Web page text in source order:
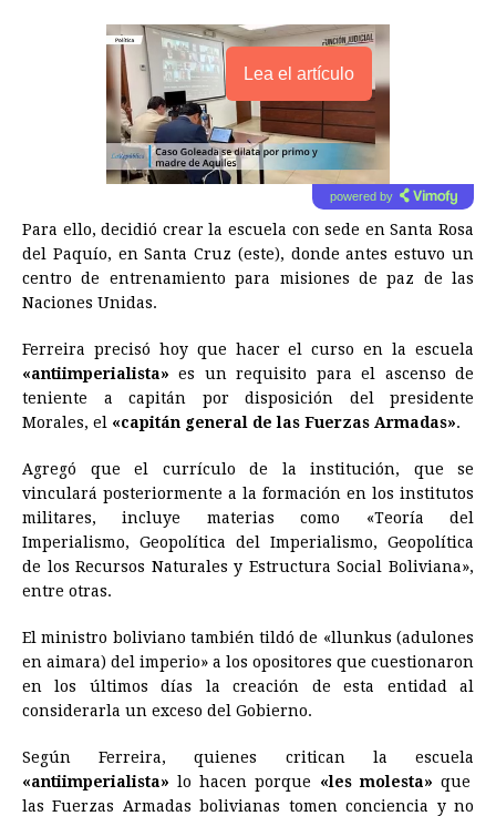
Lea el artículo
powered by
Para ello, decidió crear la escuela con sede en Santa Rosa
del Paquío, en Santa Cruz (este), donde antes estuvo un
centro de entrenamiento para misiones de paz de las
Naciones Unidas.
Ferreira precisó hoy que hacer el curso en la escuela
«antiimperialista» es un requisito para el ascenso de
teniente a capitán por disposición del presidente
Morales, el «capitán general de las Fuerzas Armadas».
Agregó que el currículo de la institución, que se
vinculará posteriormente a la formación en los institutos
militares, incluye materias como «Teoría del
Imperialismo, Geopolítica del Imperialismo, Geopolítica
de los Recursos Naturales y Estructura Social Boliviana»,
entre otras.
El ministro boliviano también tildó de «llunkus (adulones
en aimara) del imperio» a los opositores que cuestionaron
en los últimos días la creación de esta entidad al
considerarla un exceso del Gobierno.
Según Ferreira, quienes critican la escuela
«antiimperialista» lo hacen porque «les molesta» que
las Fuerzas Armadas bolivianas tomen conciencia y no